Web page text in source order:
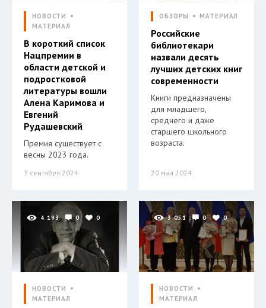
НОВОСТИ
МАТЕРИАЛ
В короткий список
Нацпремии в
области детской и
подростковой
литературы вошли
Алена Каримова и
Евгений
Рудашевский
Премия существует с
весны 2023 года.
3 сентября 2024
ОБЗОРЫ МАТЕРИАЛ
Российские
библиотекари
назвали десять
лучших детских книг
современности
Книги предназначены
для младшего,
среднего и даже
старшего школьного
возраста.
20 мая 2024
4 193 0 0
НОВОСТИ
МАТЕРИАЛ
3 051 0 0
НОВОСТИ
МАТЕРИАЛ